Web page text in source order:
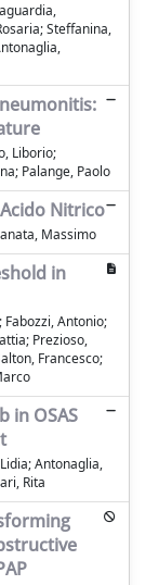
Steffanina,
Liborio;
Palange, Paolo
Nitrico
Massimo
in
Antonio;
Prezioso,
Francesco;
in OSAS
Antonaglia,
Rita